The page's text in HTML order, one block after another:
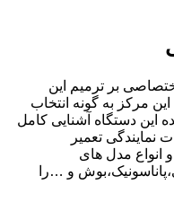
بر ترمیم این
مرکز به گونه انتخاب
این دستگاه آشنایی کامل
نمایندگی تعمیر
انواع مدل های
و …را